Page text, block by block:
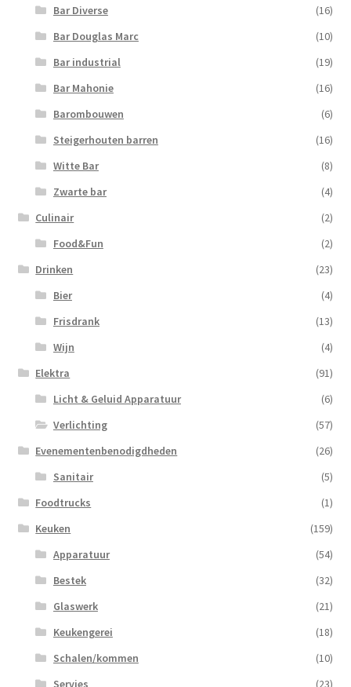
Bar Diverse
(16)
Bar Douglas Marc
(10)
Bar industrial
(19)
Bar Mahonie
(16)
Barombouwen
(6)
Steigerhouten barren
(16)
Witte Bar
(8)
Zwarte bar
(4)
Culinair
(2)
Food&Fun
(2)
Drinken
(23)
Bier
(4)
Frisdrank
(13)
Wijn
(4)
Elektra
(91)
Licht & Geluid Apparatuur
(6)
Verlichting
(57)
Evenementenbenodigdheden
(26)
Sanitair
(5)
Foodtrucks
(1)
Keuken
(159)
Apparatuur
(54)
Bestek
(32)
Glaswerk
(21)
Keukengerei
(18)
Schalen/kommen
(10)
Servies
(23)